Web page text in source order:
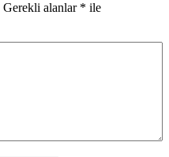
Gerekli alanlar * ile